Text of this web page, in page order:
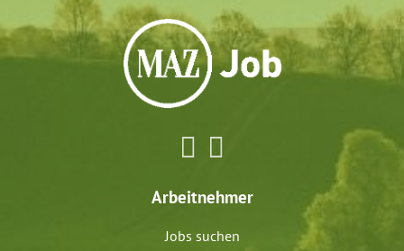
Arbeitnehmer
Jobs suchen